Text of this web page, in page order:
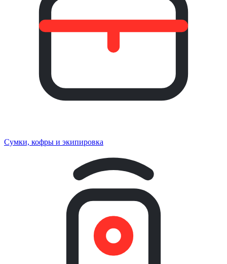
Сумки, кофры и экипировка